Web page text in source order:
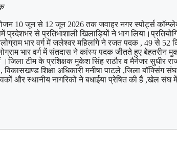
10 जून से 12 जून 2026 तक जवाहर नगर स्पोर्ट्स
से प्रतिभाशाली खिलाड़ियों ने भाग
भार वर्ग में जलेश्वर महिलांगे ने रजत पदक , 49 से 52
भार वर्ग में संतदास ने कांस्य पदक जीतते हुए बेहतरीन
टीम के प्रशिक्षक मुकेश सिंह राठौर व मैनेजर सुधीर
विकासखण्ड शिक्षा अधिकारी मनीषा पाटले ,जिला
और स्थानीय नागरिकों ने बधाईया प्रेषित की हैं ,खेल संघ